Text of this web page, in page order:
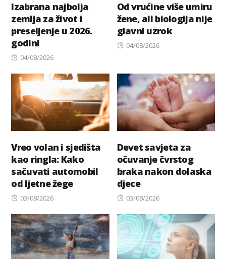
Izabrana najbolja
zemlja za život i
preseljenje u 2026.
godini
Posted
04/08/2026
Od vrućine više umiru
žene, ali biologija nije
glavni uzrok
Posted
04/08/2026
Vreo volan i sjedišta
kao ringla: Kako
sačuvati automobil
od ljetne žege
Posted
03/08/2026
Devet savjeta za
očuvanje čvrstog
braka nakon dolaska
djece
Posted
03/08/2026